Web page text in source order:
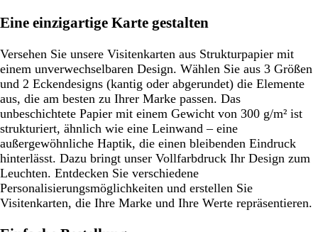
Eine einzigartige Karte gestalten
Versehen Sie unsere Visitenkarten aus Strukturpapier mit
einem unverwechselbaren Design. Wählen Sie aus 3 Größen
und 2 Eckendesigns (kantig oder abgerundet) die Elemente
aus, die am besten zu Ihrer Marke passen. Das
unbeschichtete Papier mit einem Gewicht von 300 g/m² ist
strukturiert, ähnlich wie eine Leinwand – eine
außergewöhnliche Haptik, die einen bleibenden Eindruck
hinterlässt. Dazu bringt unser Vollfarbdruck Ihr Design zum
Leuchten. Entdecken Sie verschiedene
Personalisierungsmöglichkeiten und erstellen Sie
Visitenkarten, die Ihre Marke und Ihre Werte repräsentieren.